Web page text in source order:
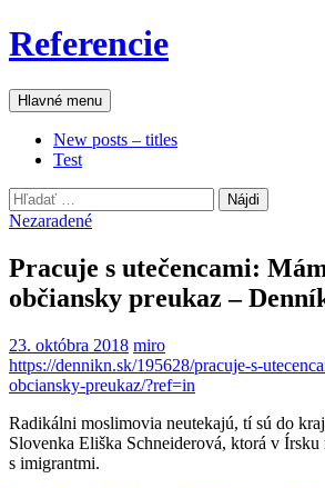
Preskočiť
na
Referencie
Hľadať
Hlavné menu
New posts – titles
Test
Hľadať:
Nezaradené
Pracuje s utečencami:
občiansky preukaz –
23. októbra 2018 miro
https://dennikn.sk/195628/pracuje-s-
obciansky-preukaz/?ref=in
Radikálni moslimovia neutekajú, tí sú do
Slovenka Eliška Schneiderová, ktorá v
s imigrantmi.